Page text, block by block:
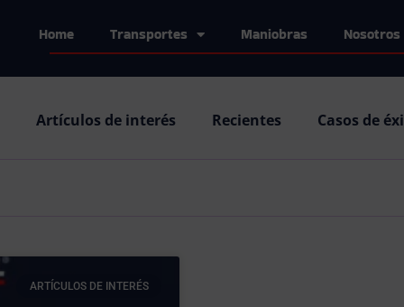
Home Transportes Maniobras Nosotros
Artículos de interés Recientes Casos de
ARTÍCULOS DE INTERÉS